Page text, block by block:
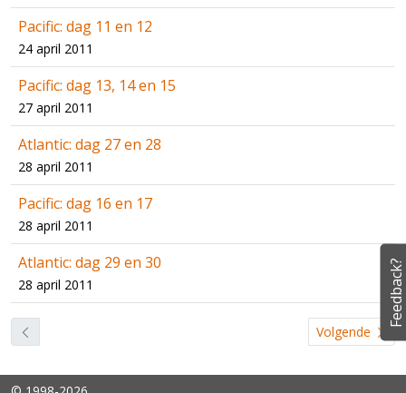
Pacific: dag 11 en 12
24 april 2011
Pacific: dag 13, 14 en 15
27 april 2011
Atlantic: dag 27 en 28
28 april 2011
Pacific: dag 16 en 17
28 april 2011
Atlantic: dag 29 en 30
28 april 2011
Volgende
Feedback?